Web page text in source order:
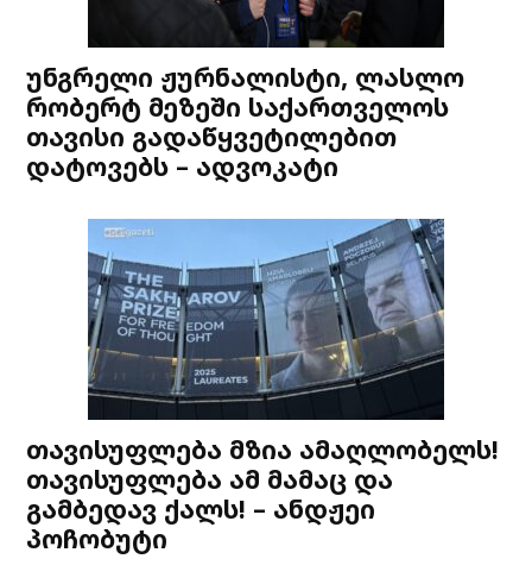
უნგრელი ჟურნალისტი, ლასლო
რობერტ მეზეში საქართველოს
თავისი გადაწყვეტილებით
დატოვებს – ადვოკატი
თავისუფლება მზია ამაღლობელს!
თავისუფლება ამ მამაც და
გამბედავ ქალს! – ანდჟეი
პოჩობუტი